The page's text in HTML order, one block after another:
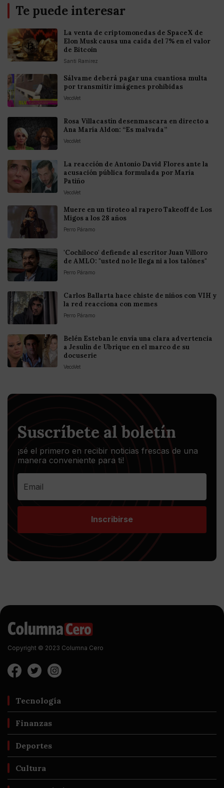
Te puede interesar
La venta de criptomonedas de SpaceX de
Elon Musk causa una caída del 7% en el valor
de Bitcoin
Santi Ramirez
Sálvame deberá pagar una cuantiosa multa
por transmitir imágenes prohibidas
VecoVet
Rosa Villacastín desenmascara en directo a
Ana María Aldon: “Es malvada”
VecoVet
La reacción de Antonio David Flores ante la
acusación pública formulada por María
Patiño
VecoVet
Muere en un tiroteo al rapero Takeoff de Los
Migos a los 28 años
Perro Páramo
'Cochiloco' defiende al escritor Juan Villoro
de AMLO: "usted no le llega ni a los talónes"
Perro Páramo
Carlos Ballarta hace chiste de niños con VIH y
la red reacciona con memes
Perro Páramo
Belén Esteban le envía una clara advertencia
a Jesulín de Ubrique en el marco de su
docuserie
VecoVet
Suscríbete al boletín
¡sé el primero en recibir noticias frescas de una
manera conveniente para ti!
Inscribirse
Copyright © 2023 Columna Cero
Tecnología
Finanzas
Deportes
Cultura